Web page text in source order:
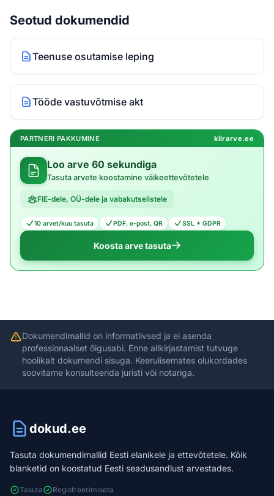
Seotud dokumendid
Teenuse osutamise leping
Tööde vastuvõtmise akt
PARTNERI PAKKUMINE kiirarve.ee
Loo arve 60 sekundiga
Tasuta arvete koostamine väikeettevõtetele
FIE-dele, OÜ-dele ja vabakutselistele
10 arvet/kuu tasuta PDF, e-post, QR SSL + GDPR
Koosta arve tasuta
Dokumendimallid on informatiivsed ja ei asenda
professionaalset õigusabi. Enne allkirjastamist tutvuge
hoolikalt dokumendi sisuga. Keerulisemates olukordades
soovitame konsulteerida juristi või notariga.
dokud.ee
Tasuta dokumendimallid Eesti elanikele ja ettevõtetele. Kõik
blanketid on koostatud Eesti seadusandlust arvestades.
Tasuta Registreerimiseta